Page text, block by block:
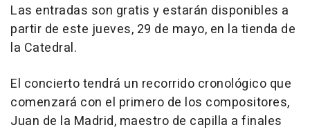
Las entradas son gratis y estarán disponibles a
partir de este jueves, 29 de mayo, en la tienda de
la Catedral.
El concierto tendrá un recorrido cronológico que
comenzará con el primero de los compositores,
Juan de la Madrid, maestro de capilla a finales